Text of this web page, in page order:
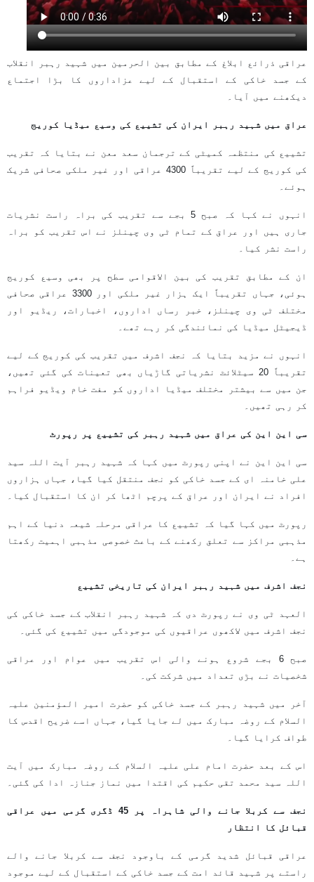
عراقی ذرائع ابلاغ کے مطابق بین الحرمین میں شہید رہبر انقلاب
کے جسد خاکی کے استقبال کے لیے عزاداروں کا بڑا اجتماع
دیکھنے میں آیا۔
عراق میں شہید رہبر ایران کی تشییع کی وسیع میڈیا کوریج
تشییع کی منتظمہ کمیٹی کے ترجمان سعد معن نے بتایا کہ تقریب
کی کوریج کے لیے تقریباً 4300 عراقی اور غیر ملکی صحافی شریک
ہوئے۔
انہوں نے کہا کہ صبح 5 بجے سے تقریب کی براہ راست نشریات
جاری ہیں اور عراق کے تمام ٹی وی چینلز نے اس تقریب کو براہ
راست نشر کیا۔
ان کے مطابق تقریب کی بین الاقوامی سطح پر بھی وسیع کوریج
ہوئی، جہاں تقریباً ایک ہزار غیر ملکی اور 3300 عراقی صحافی
مختلف ٹی وی چینلز، خبر رساں اداروں، اخبارات، ریڈیو اور
ڈیجیٹل میڈیا کی نمائندگی کر رہے تھے۔
انہوں نے مزید بتایا کہ نجف اشرف میں تقریب کی کوریج کے لیے
تقریباً 20 سیٹلائٹ نشریاتی گاڑیاں بھی تعینات کی گئی تھیں،
جن میں سے بیشتر مختلف میڈیا اداروں کو مفت خام ویڈیو فراہم
کر رہی تھیں۔
سی این این کی عراق میں شہید رہبر کی تشییع پر رپورٹ
سی این این نے اپنی رپورٹ میں کہا کہ شہید رہبر آیت اللہ سید
علی خامنہ ای کے جسد خاکی کو نجف منتقل کیا گیا، جہاں ہزاروں
افراد نے ایران اور عراق کے پرچم اٹھا کر ان کا استقبال کیا۔
رپورٹ میں کہا گیا کہ تشییع کا عراقی مرحلہ شیعہ دنیا کے اہم
مذہبی مراکز سے تعلق رکھنے کے باعث خصوصی مذہبی اہمیت رکھتا
ہے۔
نجف اشرف میں شہید رہبر ایران کی تاریخی تشییع
العہد ٹی وی نے رپورٹ دی کہ شہید رہبر انقلاب کے جسد خاکی کی
نجف اشرف میں لاکھوں عراقیوں کی موجودگی میں تشییع کی گئی۔
صبح 6 بجے شروع ہونے والی اس تقریب میں عوام اور عراقی
شخصیات نے بڑی تعداد میں شرکت کی۔
آخر میں شہید رہبر کے جسد خاکی کو حضرت امیر المؤمنین علیہ
السلام کے روضہ مبارک میں لے جایا گیا، جہاں اسے ضریح اقدس کا
طواف کرایا گیا۔
اس کے بعد حضرت امام علی علیہ السلام کے روضہ مبارک میں آیت
اللہ سید محمد تقی حکیم کی اقتدا میں نماز جنازہ ادا کی گئی۔
نجف سے کربلا جانے والی شاہراہ پر 45 ڈگری گرمی میں عراقی
قبائل کا انتظار
عراقی قبائل شدید گرمی کے باوجود نجف سے کربلا جانے والے
راستے پر شہید قائد امت کے جسد خاکی کے استقبال کے لیے موجود